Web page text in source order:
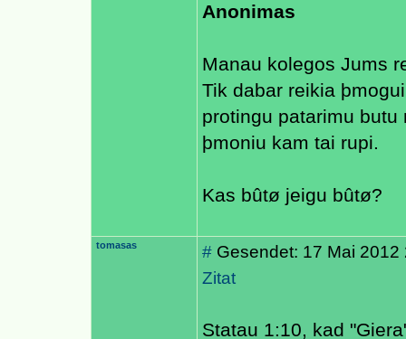
Anonimas
Manau kolegos Jums
Tik dabar reikia
protingu patarimu
þmoniu kam tai rupi.
Kas bûtø jeigu bûtø?
tomasas # Gesendet: 17 Mai 2012
Zitat
Statau 1:10, kad